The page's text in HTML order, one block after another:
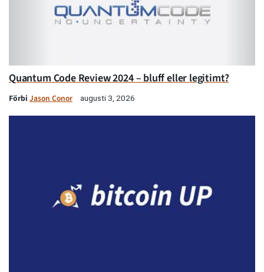
Quantum Code Review 2024 – bluff eller legitimt?
Förbi Jason Conor augusti 3, 2026